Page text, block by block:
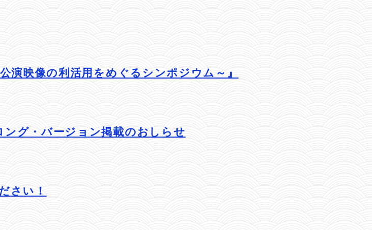
演映像の利活用をめぐるシンポジウム～』
ング・バージョン掲載のおしらせ
さい！